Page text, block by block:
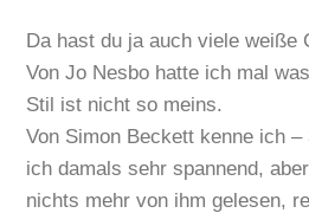
Da hast du ja auch viele weiße
Von Jo Nesbo hatte ich mal
Stil ist nicht so meins.
Von Simon Beckett kenne ich
ich damals sehr spannend,
nichts mehr von ihm gelesen,